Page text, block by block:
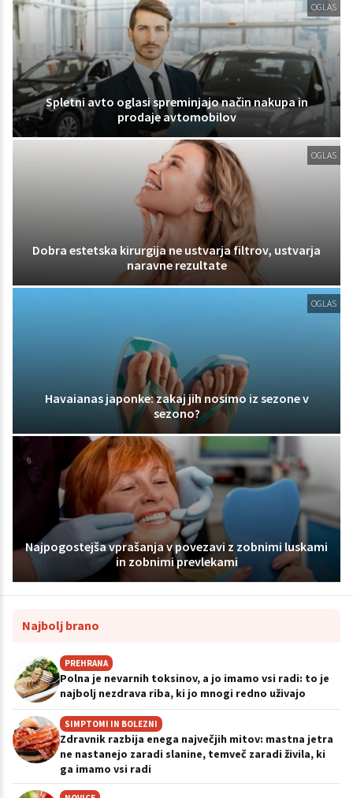
OGLAS
Spletni avto oglasi spreminjajo način nakupa in
prodaje avtomobilov
OGLAS
Dobra estetska kirurgija ne ustvarja filtrov, ustvarja
naravne rezultate
OGLAS
Havaianas japonke: zakaj jih nosimo iz sezone v
sezono?
Najpogostejša vprašanja v povezavi z zobnimi luskami
in zobnimi prevlekami
Najbolj brano
PREHRANA
Polna je nevarnih toksinov, a jo imamo vsi radi: to je
najbolj nezdrava riba, ki jo mnogi redno uživajo
SIMPTOMI IN BOLEZNI
Zdravnik razbija enega največjih mitov: mastna jetra
ne nastanejo zaradi slanine, temveč zaradi živila, ki
ga imamo vsi radi